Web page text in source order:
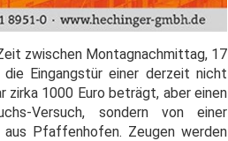
zwischen Montagnachmittag, 17
Eingangstür einer derzeit nicht
1000 Euro beträgt, aber einen
Versuch, sondern von einer
aus Pfaffenhofen. Zeugen werden